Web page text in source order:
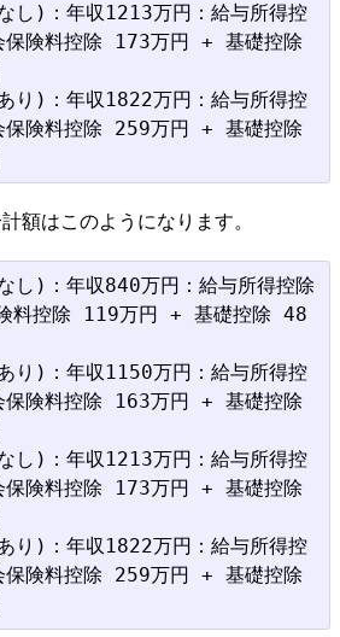
し)：年収1213万円：給与所得控
険料控除 173万円 + 基礎控除
り)：年収1822万円：給与所得控
険料控除 259万円 + 基礎控除
額はこのようになります。
し)：年収840万円：給与所得控除
料控除 119万円 + 基礎控除 48
り)：年収1150万円：給与所得控
険料控除 163万円 + 基礎控除
し)：年収1213万円：給与所得控
険料控除 173万円 + 基礎控除
り)：年収1822万円：給与所得控
険料控除 259万円 + 基礎控除